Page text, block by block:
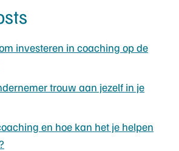
investeren in coaching op de
trouw aan jezelf in je
en hoe kan het je helpen